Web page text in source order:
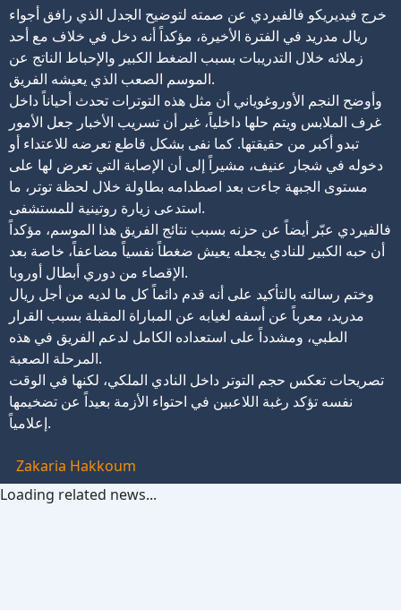
خرج فيديريكو فالفيردي عن صمته لتوضيح الجدل الذي رافق أجواء
ريال مدريد في الفترة الأخيرة، مؤكداً أنه دخل في خلاف مع أحد
زملائه خلال التدريبات بسبب الضغط الكبير والإحباط الناتج عن
الموسم الصعب الذي يعيشه الفريق.
وأوضح النجم الأوروغوياني أن مثل هذه التوترات تحدث أحياناً داخل
غرف الملابس ويتم حلها داخلياً، غير أن تسريب الأخبار جعل الأمور
تبدو أكبر من حقيقتها. كما نفى بشكل قاطع تعرضه للاعتداء أو
دخوله في شجار عنيف، مشيراً إلى أن الإصابة التي تعرض لها على
مستوى الجبهة جاءت بعد اصطدامه بطاولة خلال لحظة توتر، ما
استدعى زيارة روتينية للمستشفى.
فالفيردي عبّر أيضاً عن حزنه بسبب نتائج الفريق هذا الموسم، مؤكداً
أن حبه الكبير للنادي يجعله يعيش ضغطاً نفسياً مضاعفاً، خاصة بعد
الإقصاء من دوري أبطال أوروبا.
وختم رسالته بالتأكيد على أنه قدم دائماً كل ما لديه من أجل ريال
مدريد، معرباً عن أسفه لغيابه عن المباراة المقبلة بسبب القرار
الطبي، ومشدداً على استعداده الكامل لدعم الفريق في هذه
المرحلة الصعبة.
تصريحات تعكس حجم التوتر داخل النادي الملكي، لكنها في الوقت
نفسه تؤكد رغبة اللاعبين في احتواء الأزمة بعيداً عن تضخيمها
إعلامياً.
Zakaria Hakkoum
Loading related news...